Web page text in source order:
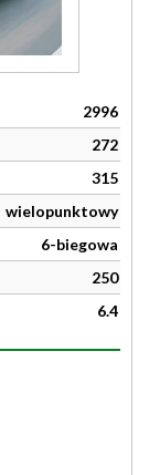
2996
272
315
wielopunktowy
6-biegowa
250
6.4